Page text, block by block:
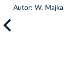
Autor: W. Majka